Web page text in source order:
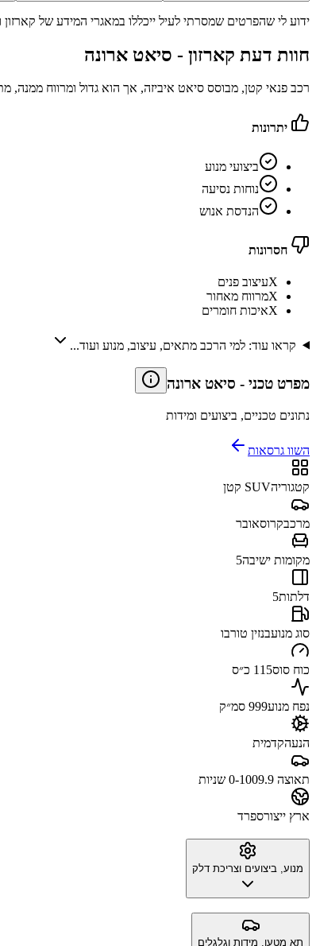
ידוע לי שהפרטים שמסרתי לעיל ייכללו במאגרי המידע של
חוות דעת קארזון - סיאט ארונה
רכב פנאי קטן, מבוסס סיאט איביזה, אך הוא גדול ומרווח
יתרונות
ביצועי מנוע
נוחות נסיעה
הנדסת אנוש
חסרונות
Xעיצוב פנים
Xמרווח מאחור
Xאיכות חומרים
קראו עוד: למי הרכב מתאים, עיצוב, מנוע ועוד...
מפרט טכני - סיאט ארונה
נתונים טכניים, ביצועים ומידות
השוו גרסאות
קטגוריהSUV קטן
מרכבקרוסאובר
מקומות ישיבה5
דלתות5
סוג מנועבנזין טורבו
כוח סוס115 כ״ס
נפח מנוע999 סמ״ק
הנעהקדמית
תאוצה 0-100 9.9 שניות
ארץ ייצורספרד
מנוע, ביצועים וצריכת דלק
תא מטען, מידות וגלגלים